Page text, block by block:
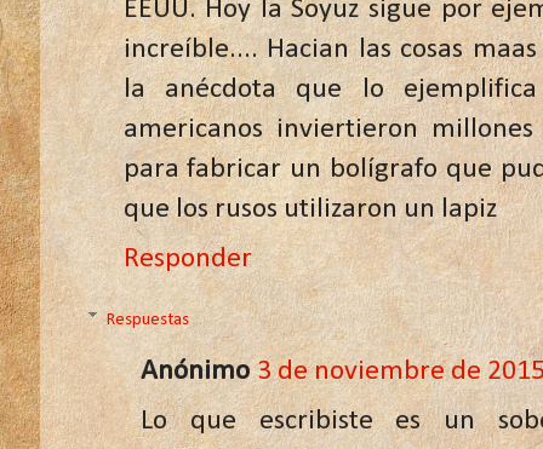
EEUU. Hoy la Soyuz sigue por
increíble.... Hacian las cosas
la anécdota que lo
americanos inviertieron
para fabricar un bolígrafo que
que los rusos utilizaron un lapiz
Responder
Respuestas
Anónimo 3 de noviembre de
Lo que escribiste es un